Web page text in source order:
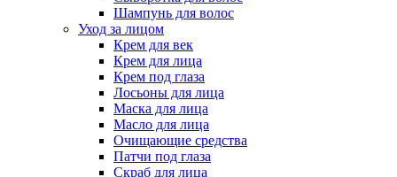
Шампунь для волос
Уход за лицом
Крем для век
Крем для лица
Крем под глаза
Лосьоны для лица
Маска для лица
Масло для лица
Очищающие средства
Патчи под глаза
Скраб для лица